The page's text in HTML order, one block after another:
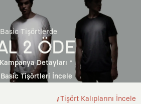
Basic Tişörtlerde
2 ÖDE
Kampanya Detayları *
Basic Tişörtleri İncele
Tişört Kalıplarını İncele